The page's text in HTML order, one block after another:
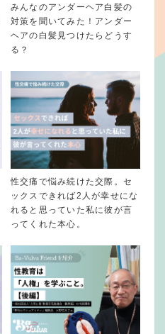
みんなのアンダーヘア白髪の
対策を聞いてみた！アンダー
ヘアの白髪見つけたらどうす
る？
性交痛で悩み続けた交際。セ
ックスできれば2人が幸せにな
れると思っていた私に彼が言
ってくれた本心。